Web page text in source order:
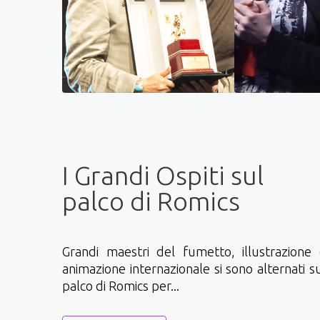
I Grandi Ospiti sul
palco di Romics
Grandi maestri del fumetto, illustrazione
animazione internazionale si sono alternati
palco di Romics per...